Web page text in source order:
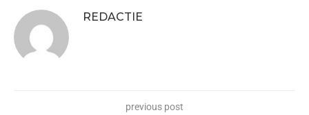
REDACTIE
previous post